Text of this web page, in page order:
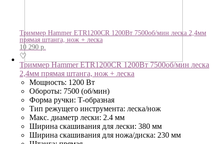
Триммер Hammer ETR1200CR 1200Вт 7500об/мин леска 2,4мм
прямая штанга, нож + леска
10 290 р.
♡
Триммер Hammer ETR1200CR 1200Вт 7500об/мин леска
2,4мм прямая штанга, нож + леска
Мощность: 1200 Вт
Обороты: 7500 (об/мин)
Форма ручки: Т-образная
Тип режущего инструмента: леска/нож
Макс. диаметр лески: 2.4 мм
Ширина скашивания для лески: 380 мм
Ширина скашивания для ножа/диска: 230 мм